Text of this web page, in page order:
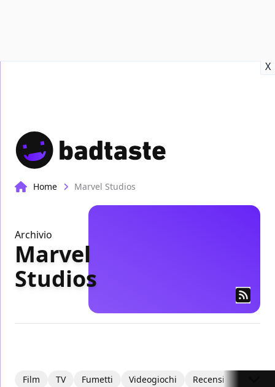
X
Home Marvel Studios
Archivio
Marvel
Studios
Film TV Fumetti Videogiochi Recensioni